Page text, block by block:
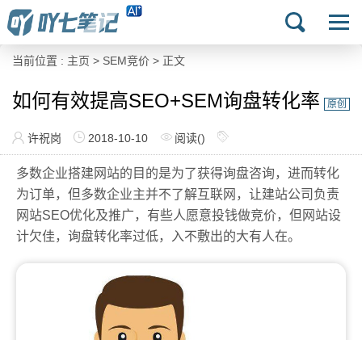
当前位置 : 主页 > SEM竞价 > 正文
如何有效提高SEO+SEM询盘转化率 原创
许祝岗 2018-10-10 阅读()
多数企业搭建网站的目的是为了获得询盘咨询，进而转化
为订单，但多数企业主并不了解互联网，让建站公司负责
网站SEO优化及推广，有些人愿意投钱做竞价，但网站设
计欠佳，询盘转化率过低，入不敷出的大有人在。